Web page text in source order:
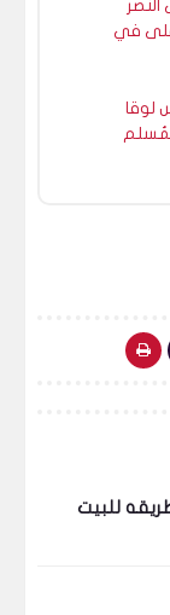
النصر
في
لوقا
للبيت